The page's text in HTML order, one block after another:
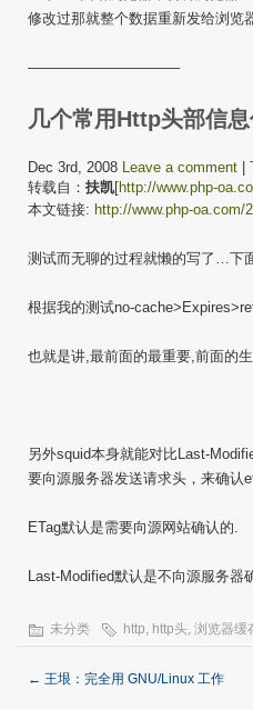
修改过那就整个数据重新发给浏览
——————————–
几个常用Http头部信
Dec 3rd, 2008 Leave a comment
转载自： 扶凯[http://www.php-
本文链接: http://www.php-oa.com/
测试而无聊的过程就懒的写了…下
根据我的测试no-
也就是讲,最前面的最重要,前面的
另外squid本身就能对比Last-
要向源服务器发送请求头，来确认
ETag默认是需要向源网站确认的.
Last-Modified默认是不向源服务器
未分类 http, http头, 浏览器缓
← 王垠：完全用 GNU/Linux 工作